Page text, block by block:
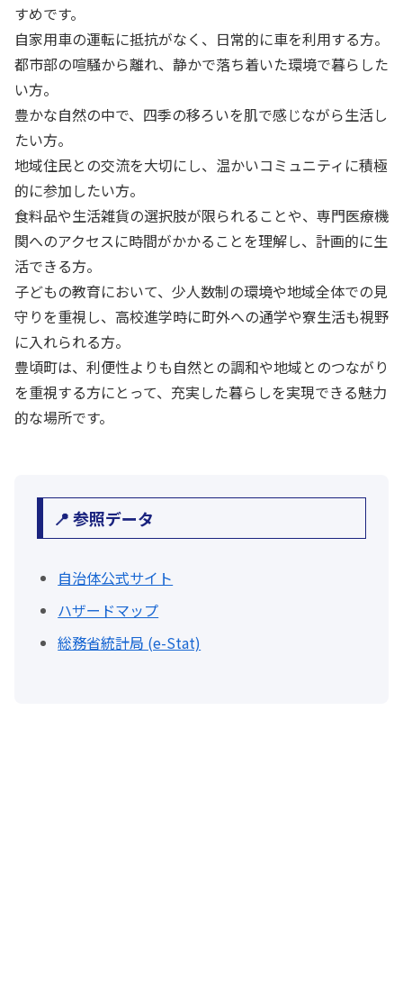
すめです。
自家用車の運転に抵抗がなく、日常的に車を利用する方。
都市部の喧騒から離れ、静かで落ち着いた環境で暮らした
い方。
豊かな自然の中で、四季の移ろいを肌で感じながら生活し
たい方。
地域住民との交流を大切にし、温かいコミュニティに積極
的に参加したい方。
食料品や生活雑貨の選択肢が限られることや、専門医療機
関へのアクセスに時間がかかることを理解し、計画的に生
活できる方。
子どもの教育において、少人数制の環境や地域全体での見
守りを重視し、高校進学時に町外への通学や寮生活も視野
に入れられる方。
豊頃町は、利便性よりも自然との調和や地域とのつながり
を重視する方にとって、充実した暮らしを実現できる魅力
的な場所です。
📍 参照データ
自治体公式サイト
ハザードマップ
総務省統計局 (e-Stat)